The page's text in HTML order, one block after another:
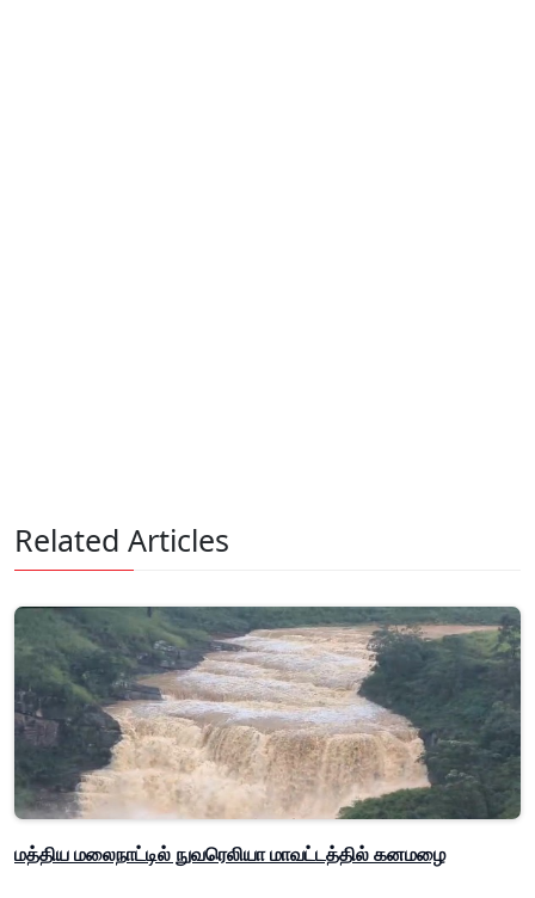
Related Articles
மத்திய மலைநாட்டில் நுவரெலியா மாவட்டத்தில் கனமழை